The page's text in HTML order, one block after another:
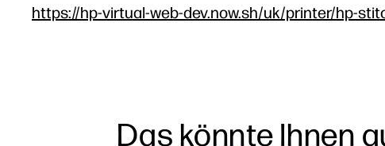
https://hp-virtual-web-dev.now.sh/uk/printer/hp-
Das könnte Ihnen